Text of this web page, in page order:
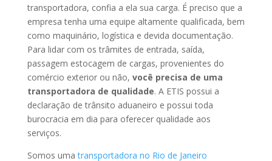
transportadora, confia a ela sua carga. É preciso que a
empresa tenha uma equipe altamente qualificada, bem
como maquinário, logística e devida documentação.
Para lidar com os trâmites de entrada, saída,
passagem estocagem de cargas, provenientes do
comércio exterior ou não, você precisa de uma
transportadora de qualidade. A ETIS possui a
declaração de trânsito aduaneiro e possui toda
burocracia em dia para oferecer qualidade aos
serviços.
Somos umatransportadora no Rio de Janeiro